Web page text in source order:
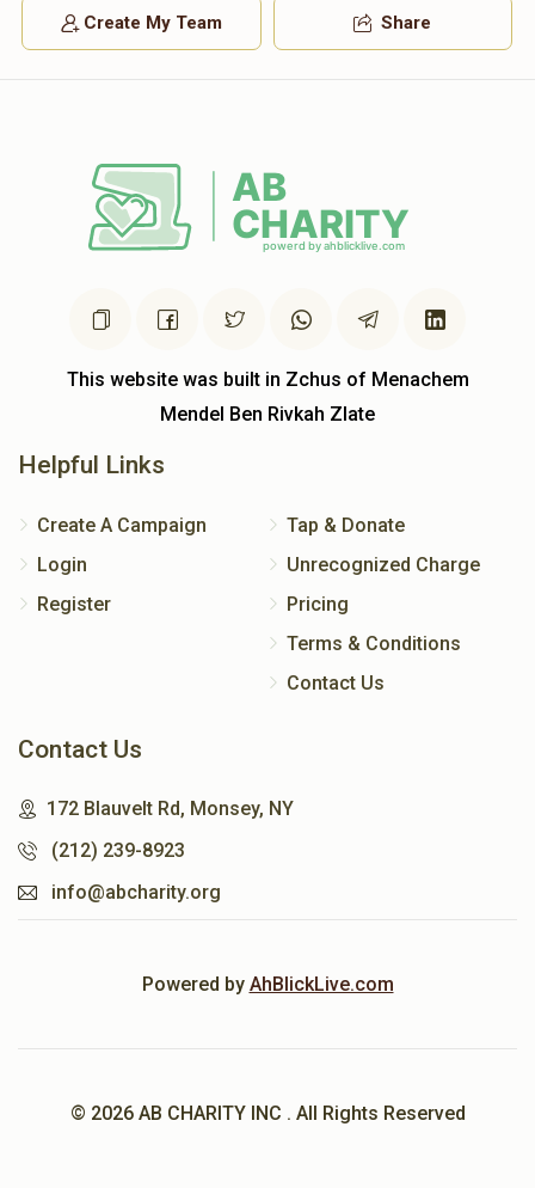
Create My Team Share
This website was built in Zchus of Menachem
Mendel Ben Rivkah Zlate
Helpful Links
Create A Campaign
Login
Register
Tap & Donate
Unrecognized Charge
Pricing
Terms & Conditions
Contact Us
Contact Us
172 Blauvelt Rd, Monsey, NY
(212) 239-8923
info@abcharity.org
Powered by AhBlickLive.com
© 2026 AB CHARITY INC . All Rights Reserved